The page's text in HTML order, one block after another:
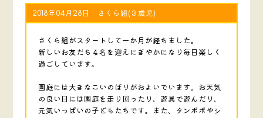
2018年04月28日 さくら組(３歳児)
さくら組がスタートして一か月が経ちました。
新しいお友だち４名を迎えにぎやかになり毎日楽しく
過ごしています。
園庭には大きなこいのぼりがおよいでいます。お天気
の良い日には園庭を走り回ったり、遊具で遊んだり、
元気いっぱいの子どもたちです。また、タンポポやシ